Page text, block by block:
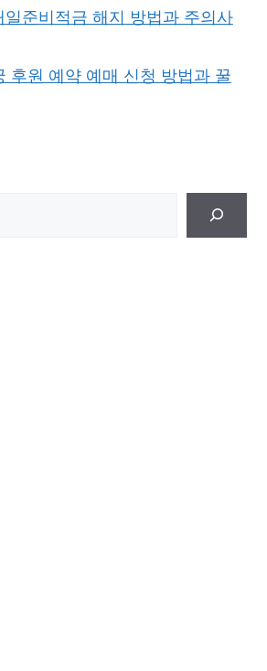
준비적금 해지 방법과 주의사
후원 예약 예매 신청 방법과 꿀